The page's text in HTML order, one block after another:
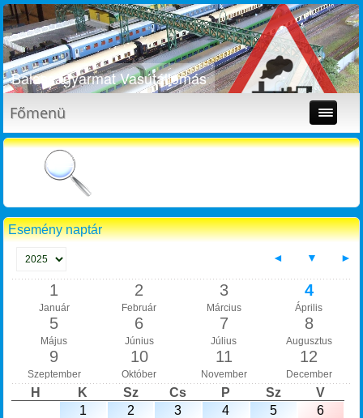
Balassagyarmat Vasútállomás
Főmenü
Esemény naptár
◄ ▼ ►
1
Január
2
Február
3
Március
4
Április
5
Május
6
Június
7
Július
8
Augusztus
9
Szeptember
10
Október
11
November
12
December
H K Sz Cs P Sz
V
1
2 3 4 5
6